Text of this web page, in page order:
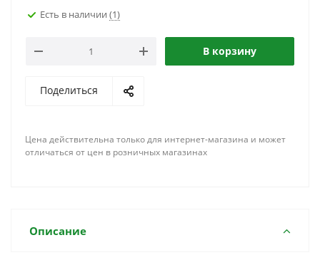
Есть в наличии (1)
В корзину
Поделиться
Цена действительна только для интернет-магазина и может
отличаться от цен в розничных магазинах
Описание